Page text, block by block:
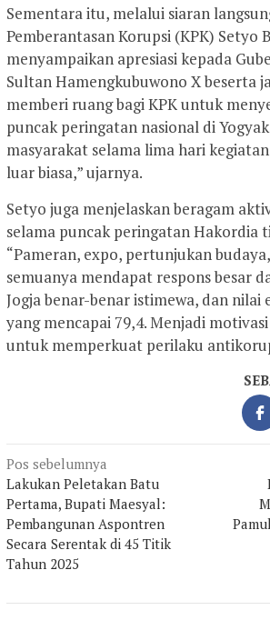
Sementara itu, melalui siaran
Pemberantasan Korupsi (KPK) Setyo
menyampaikan apresiasi kepada
Sultan Hamengkubuwono X beserta
memberi ruang bagi KPK untuk
puncak peringatan nasional di
masyarakat selama lima hari
luar biasa,” ujarnya.
Setyo juga menjelaskan beragam
selama puncak peringatan Hakordia
“Pameran, expo, pertunjukan
semuanya mendapat respons besar
Jogja benar-benar istimewa, dan nilai
yang mencapai 79,4. Menjadi
untuk memperkuat perilaku
Navigasi
pos
Pos sebelumnya
Lakukan Peletakan Batu
Pertama, Bupati Maesyal:
Pembangunan Aspontren
Secara Serentak di 45 Titik
Tahun 2025